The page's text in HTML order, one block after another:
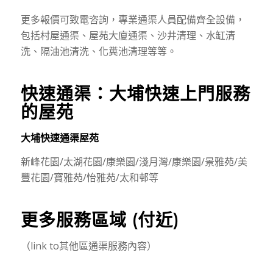
更多報價可致電咨詢，專業通渠人員配備齊全設備，
包括村屋通渠、屋苑大廈通渠、沙井清理、水缸清
洗、隔油池清洗、化糞池清理等等。
快速通渠： 大埔快速上門服務
的屋苑
大埔快速通渠屋苑
新峰花園/太湖花園/康樂園/淺月灣/康樂園/景雅苑/美
豐花園/寶雅苑/怡雅苑/太和邨等
更多服務區域 (付近)
（link to其他區通渠服務內容）